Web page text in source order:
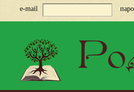
e-mail